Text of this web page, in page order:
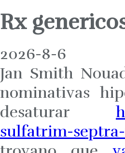
Rx
2026-8-6
Jan Smith
nominativas
desaturar
sulfatrim-